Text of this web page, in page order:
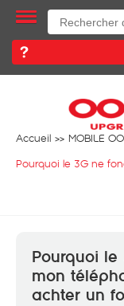
Accueil
MOBILE
Pourquoi le 3G ne
Pourquoi
mon
achter un